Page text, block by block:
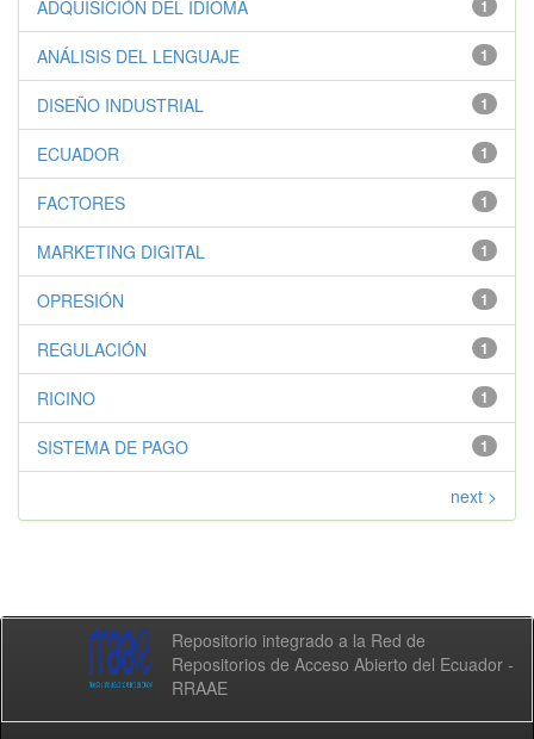
1
ADQUISICIÓN DEL IDIOMA
1
ANÁLISIS DEL LENGUAJE
1
DISEÑO INDUSTRIAL
1
ECUADOR
1
FACTORES
1
MARKETING DIGITAL
1
OPRESIÓN
1
REGULACIÓN
1
RICINO
1
SISTEMA DE PAGO
next >
Repositorio integrado a la Red de
Repositorios de Acceso Abierto del Ecuador -
RRAAE